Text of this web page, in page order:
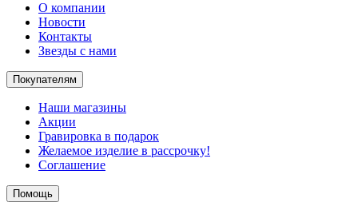
О компании
Новости
Контакты
Звезды с нами
Покупателям
Наши магазины
Акции
Гравировка в подарок
Желаемое изделие в рассрочку!
Соглашение
Помощь